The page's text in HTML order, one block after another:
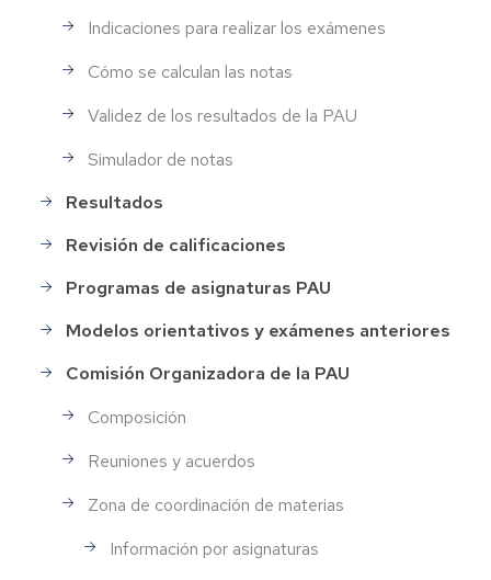
Indicaciones para realizar los exámenes
Cómo se calculan las notas
Validez de los resultados de la PAU
Simulador de notas
Resultados
Revisión de calificaciones
Programas de asignaturas PAU
Modelos orientativos y exámenes anteriores
Comisión Organizadora de la PAU
Composición
Reuniones y acuerdos
Zona de coordinación de materias
Información por asignaturas